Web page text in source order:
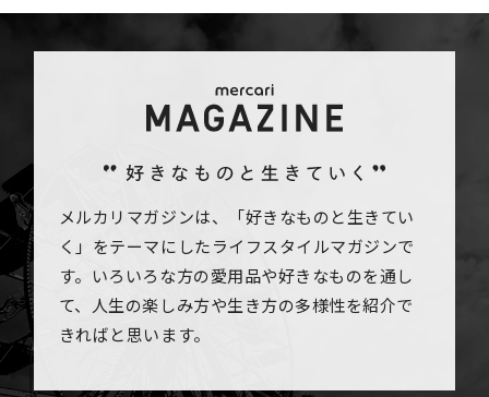
メルカリマガジンは、「好きなものと生きてい
く」をテーマにしたライフスタイルマガジンで
す。いろいろな方の愛用品や好きなものを通し
て、人生の楽しみ方や生き方の多様性を紹介で
きればと思います。